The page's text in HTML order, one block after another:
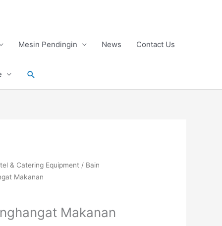
Mesin Pendingin News Contact Us
Search
& Catering Equipment / Bain
Makanan
Makanan